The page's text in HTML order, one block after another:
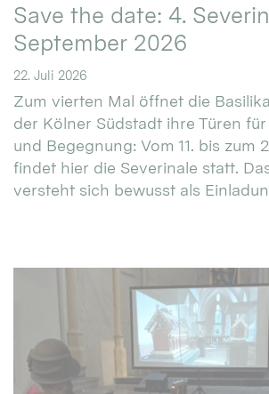
Save the date: 4.
September 2026
22. Juli 2026
Zum vierten Mal öffnet die
der Kölner Südstadt ihre Türen
und Begegnung: Vom 11. bis zum
findet hier die Severinale statt.
versteht sich bewusst als